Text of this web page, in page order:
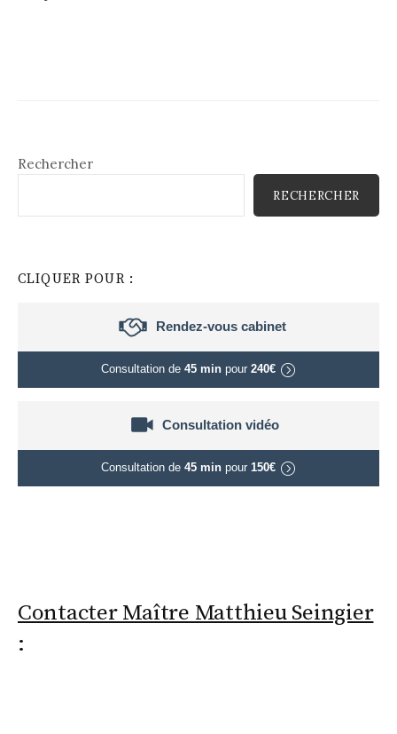
Rechercher
RECHERCHER
CLIQUER POUR :
Rendez-vous cabinet
Consultation de 45 minpour 240€
Consultation vidéo
Consultation de 45 minpour 150€
Contacter Maître Matthieu Seingier
: